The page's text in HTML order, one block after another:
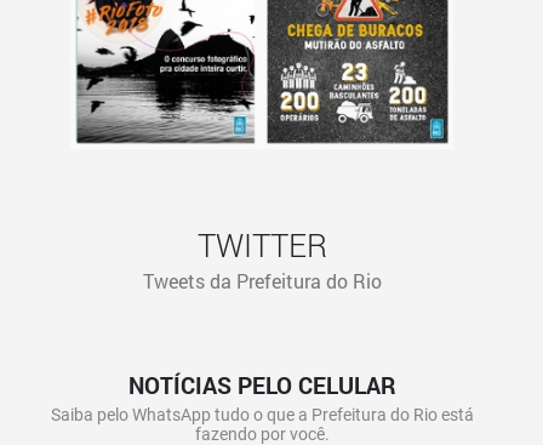
TWITTER
Tweets da Prefeitura do Rio
NOTÍCIAS PELO CELULAR
Saiba pelo WhatsApp tudo o que a Prefeitura do Rio está
fazendo por você.